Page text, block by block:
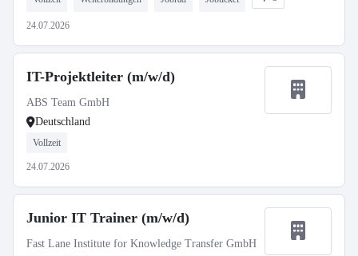
24.07.2026
IT-Projektleiter (m/w/d)
ABS Team GmbH
Deutschland
Vollzeit
24.07.2026
Junior IT Trainer (m/w/d)
Fast Lane Institute for Knowledge Transfer GmbH